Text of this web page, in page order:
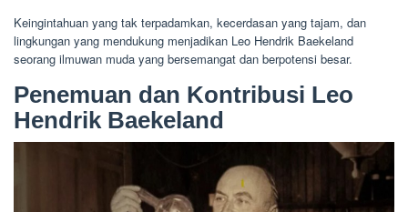
Keingintahuan yang tak terpadamkan, kecerdasan yang tajam, dan
lingkungan yang mendukung menjadikan Leo Hendrik Baekeland
seorang ilmuwan muda yang bersemangat dan berpotensi besar.
Penemuan dan Kontribusi Leo
Hendrik Baekeland